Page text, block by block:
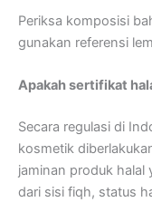
Periksa komposisi
gunakan referensi
Apakah sertifikat
Secara regulasi di
kosmetik
jaminan produk halal
dari sisi fiqh, status